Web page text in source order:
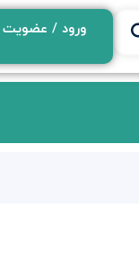
ورود / عضویت